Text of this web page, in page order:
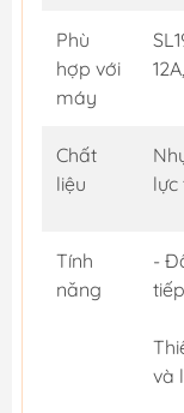
Phù
hợp với
máy
Chất
liệu
lực
Tính
năng
-
và